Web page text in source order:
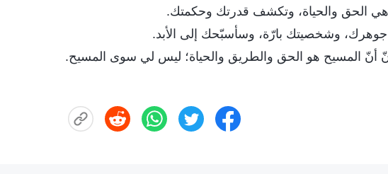
الحق والحياة، وتكشف قدرتك وحكمتك.
جوهرك، وشخصيتك بارّة، وسأسبّحك إلى الأبد.
أنّ المسيح هو الحق والطريق والحياة؛ ليس لي سوى المسيح.